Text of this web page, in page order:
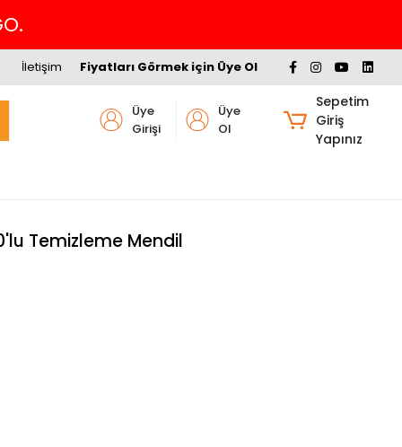
Fiyatları Görmek için Üye Ol
İletişim
Üye
Girişi
Üye
Ol
Sepetim
Giriş
Yapınız
Temizleme Mendil